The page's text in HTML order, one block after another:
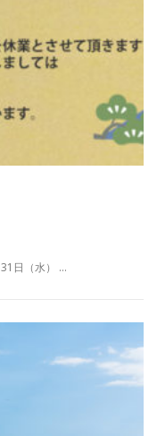
日（水） …